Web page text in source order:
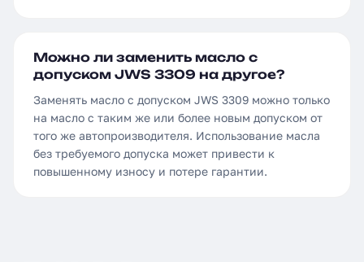
Можно ли заменить масло с
допуском JWS 3309 на другое?
Заменять масло с допуском JWS 3309 можно только
на масло с таким же или более новым допуском от
того же автопроизводителя. Использование масла
без требуемого допуска может привести к
повышенному износу и потере гарантии.